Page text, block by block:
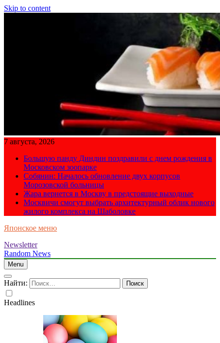
Skip to content
7 августа, 2026
Большую панду Диндин поздравили с днем рождения в
Московском зоопарке
Собянин: Началось обновление двух корпусов
Морозовской больницы
Жара вернется в Москву в предстоящие выходные
Москвичи смогут выбрать архитектурный облик нового
жилого комплекса на Шаболовке
Японское меню
Newsletter
Random News
Menu
Найти:
Headlines